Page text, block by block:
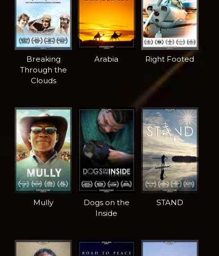
Breaking
Through the
Clouds
Arabia Right Footed
Mully
Dogs on the
Inside
STAND